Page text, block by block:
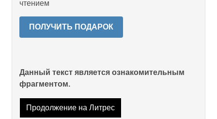
чтением
ПОЛУЧИТЬ ПОДАРОК
Данный текст является ознакомительным
фрагментом.
Продолжение на Литрес